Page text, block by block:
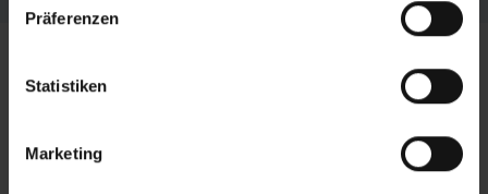
Präferenzen
Statistiken
Marketing